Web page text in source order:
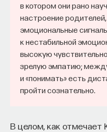
в котором они рано
настроение
эмоциональные
к нестабильной
высокую
зрелую эмпатию;
и «понимать» есть
пройти сознательно.
В целом, как отмечает